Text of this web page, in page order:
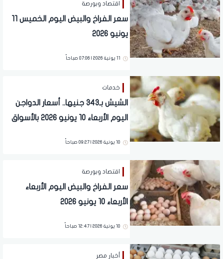
اقتصاد وبورصة
سعر الفراخ والبيض اليوم الخميس 11
يونيو 2026
11 يونية 2026 | 07:06 صباحاً
خدمات
الشيش بـ343 جنيها.. أسعار الدواجن
اليوم الأربعاء 10 يونيو 2026 بالأسواق
10 يونية 2026 | 09:27 صباحاً
اقتصاد وبورصة
سعر الفراخ والبيض اليوم الأربعاء
الأربعاء 10 يونيو 2026
10 يونية 2026 | 12:47 صباحاً
أخبار مصر